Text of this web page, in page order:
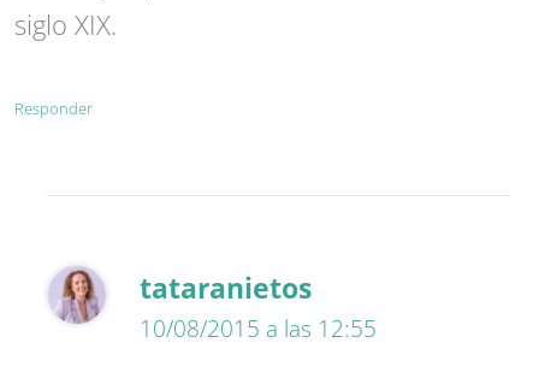
siglo XIX.
Responder
tataranietos
10/08/2015 a las 12:55